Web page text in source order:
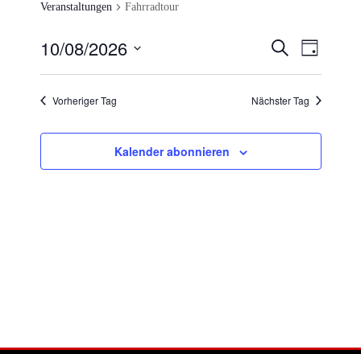
Veranstaltungen Fahrradtour
SUCHE
UND
Suche
Tag
10/08/2026
Vorheriger Tag Nächster Tag
Kalender abonnieren